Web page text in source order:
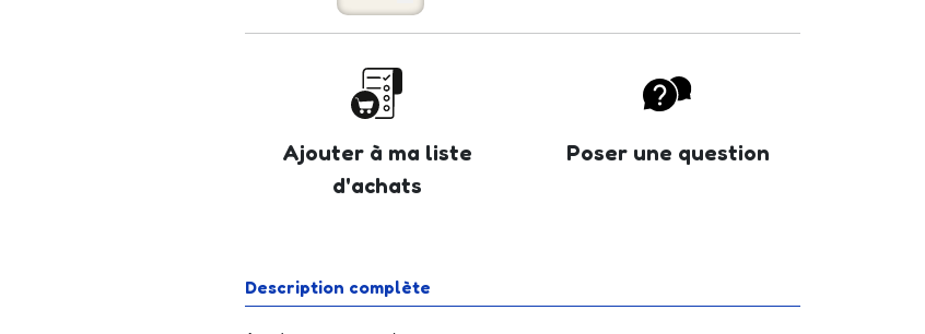
Ajouter à ma liste
d'achats
Poser une question
Description complète